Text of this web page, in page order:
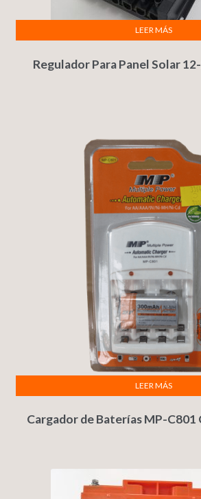
Regulador Para Panel Solar
LEER MÁS
Cargador de Baterías MP-C801
LEER MÁS